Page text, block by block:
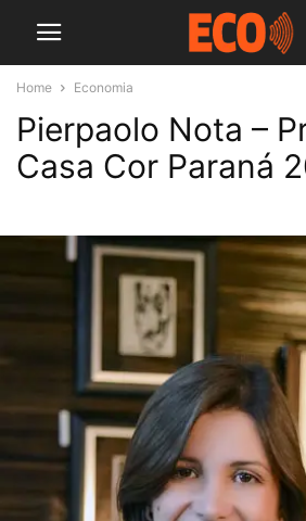
Home Economia
Pierpaolo Nota –
Casa Cor Paraná